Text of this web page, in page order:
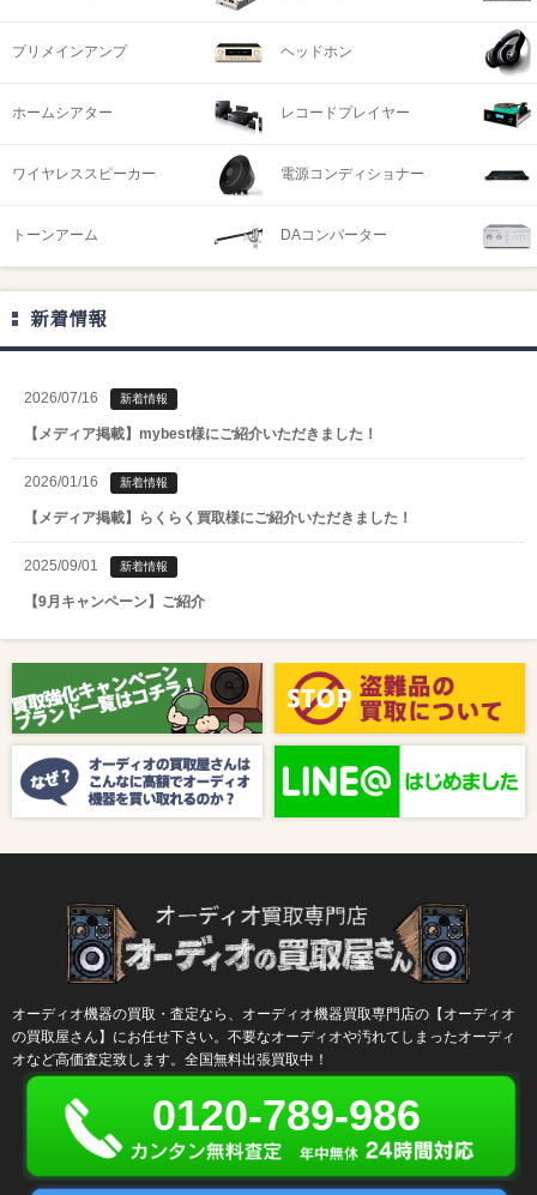
プリメインアンプ ヘッドホン
ホームシアター レコードプレイヤー
ワイヤレススピーカー 電源コンディショナー
トーンアーム DAコンバーター
新着情報
2026/07/16 新着情報
【メディア掲載】mybest様にご紹介いただきました！
2026/01/16 新着情報
【メディア掲載】らくらく買取様にご紹介いただきました！
2025/09/01 新着情報
【9月キャンペーン】ご紹介
【8月キャンペーン】ご紹介
2024/10/04 新着情報
【ラジオ番組放送のお知らせ】
オーディオ機器の買取・査定なら、オーディオ機器買取専門店の【オーディオ
の買取屋さん】にお任せ下さい。不要なオーディオや汚れてしまったオーディ
オなど高価査定致します。全国無料出張買取中！
0120-789-986